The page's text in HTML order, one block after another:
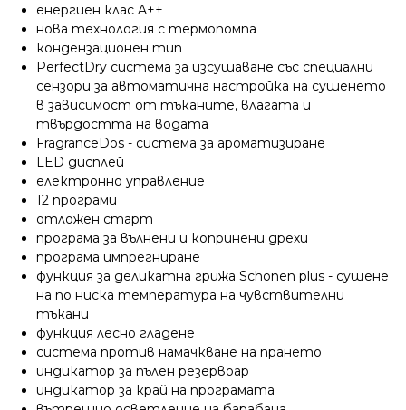
енергиен клас A++
нова технология с термопомпа
кондензационен тип
PerfectDry система за изсушаване със специални
сензори за автоматична настройка на сушенето
в зависимост от тъканите, влагата и
твърдостта на водата
FragranceDos - система за ароматизиране
LED дисплей
електронно управление
12 програми
отложен старт
програма за вълнени и копринени дрехи
програма импрегниране
функция за деликатна грижа Schonen plus - сушене
на по ниска температура на чувствителни
тъкани
функция лесно гладене
система против намачкване на прането
индикатор за пълен резервоар
индикатор за край на програмата